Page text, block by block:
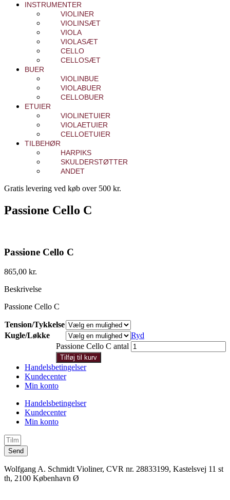
INSTRUMENTER
VIOLINER
VIOLINSÆT
VIOLA
VIOLASÆT
CELLO
CELLOSÆT
BUER
VIOLINBUE
VIOLABUER
CELLOBUER
ETUIER
VIOLINETUIER
VIOLAETUIER
CELLOETUIER
TILBEHØR
HARPIKS
SKULDERSTØTTER
ANDET
Gratis levering ved køb over 500 kr.
Passione Cello C
Passione Cello C
865,00 kr.
Beskrivelse
Passione Cello C
Tension/Tykkelse
Kugle/Løkke
Ryd
Passione Cello C antal
Tilføj til kurv
Handelsbetingelser
Kundecenter
Min konto
Handelsbetingelser
Kundecenter
Min konto
Send
Wolfgang A. Schmidt Violiner, CVR nr. 28833199, Kastelsvej 11 st
th, 2100 København Ø